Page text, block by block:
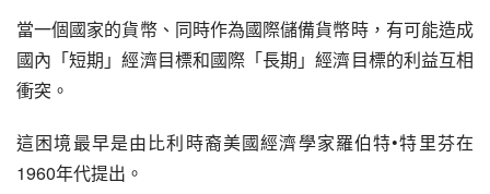
當一個國家的貨幣、同時作為國際儲備貨幣時，有可能造成
國內「短期」經濟目標和國際「長期」經濟目標的利益互相
衝突。
這困境最早是由比利時裔美國經濟學家羅伯特•特里芬在
1960年代提出。